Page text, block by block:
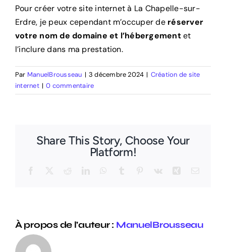
Pour créer votre site internet à La Chapelle-sur-
Erdre, je peux cependant m’occuper de réserver
votre nom de domaine et l’hébergementet
l’inclure dans ma prestation.
Par ManuelBrousseau | 3 décembre 2024 | Création de site
internet | 0 commentaire
Share This Story, Choose Your
Platform!
Facebook RedditLinkedInWhatsApp
Tumblr Pinterest
Vk Xing Email
À propos de l'auteur : ManuelBrousseau